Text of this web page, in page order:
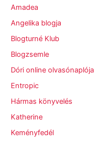
Amadea
Angelika blogja
Blogturné Klub
Blogzsemle
Dóri online olvasónaplója
Entropic
Hármas könyvelés
Katherine
Keményfedél